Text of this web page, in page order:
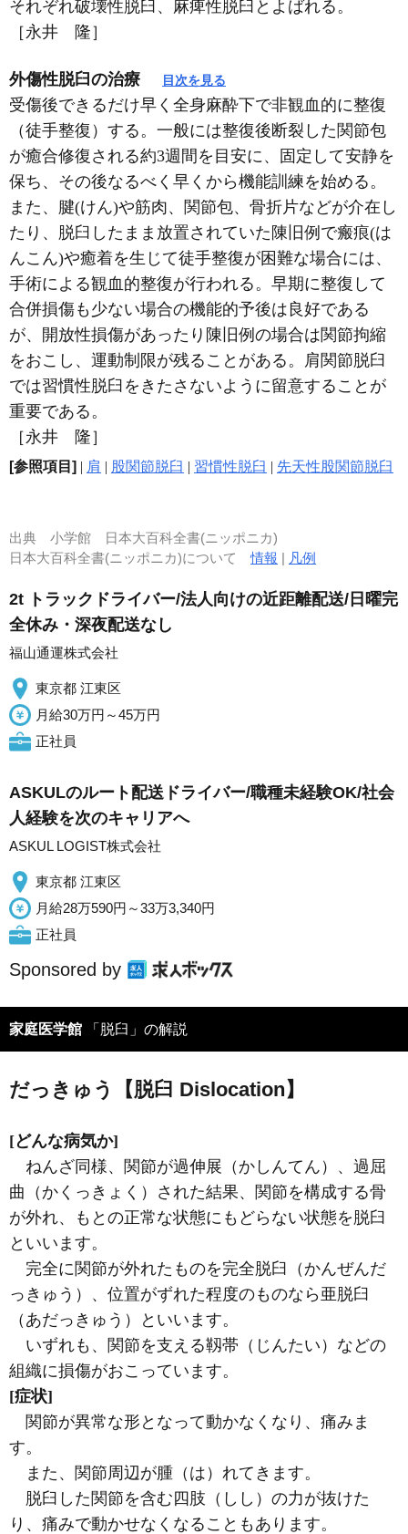
それぞれ破壊性脱臼、麻痺性脱臼とよばれる。
［永井 隆］
外傷性脱臼の治療 目次を見る
受傷後できるだけ早く全身麻酔下で非観血的に整復
（徒手整復）する。一般には整復後断裂した関節包
が癒合修復される約3週間を目安に、固定して安静を
保ち、その後なるべく早くから機能訓練を始める。
また、腱(けん)や筋肉、関節包、骨折片などが介在し
たり、脱臼したまま放置されていた陳旧例で瘢痕(は
んこん)や癒着を生じて徒手整復が困難な場合には、
手術による観血的整復が行われる。早期に整復して
合併損傷も少ない場合の機能的予後は良好である
が、開放性損傷があったり陳旧例の場合は関節拘縮
をおこし、運動制限が残ることがある。肩関節脱臼
では習慣性脱臼をきたさないように留意することが
重要である。
［永井 隆］
[参照項目] | 肩 | 股関節脱臼 | 習慣性脱臼 | 先天性股関節脱臼
出典 小学館 日本大百科全書(ニッポニカ)
日本大百科全書(ニッポニカ)について情報 | 凡例
2t トラックドライバー/法人向けの近距離配送/日曜完
全休み・深夜配送なし
福山通運株式会社
東京都 江東区
月給30万円～45万円
正社員
ASKULのルート配送ドライバー/職種未経験OK/社会
人経験を次のキャリアへ
ASKUL LOGIST株式会社
東京都 江東区
月給28万590円～33万3,340円
正社員
Sponsored by
家庭医学館 「脱臼」の解説
だっきゅう【脱臼 Dislocation】
[どんな病気か]
ねんざ同様、関節が過伸展（かしんてん）、過屈
曲（かくっきょく）された結果、関節を構成する骨
が外れ、もとの正常な状態にもどらない状態を脱臼
といいます。
完全に関節が外れたものを完全脱臼（かんぜんだ
っきゅう）、位置がずれた程度のものなら亜脱臼
（あだっきゅう）といいます。
いずれも、関節を支える靱帯（じんたい）などの
組織に損傷がおこっています。
[症状]
関節が異常な形となって動かなくなり、痛みま
す。
また、関節周辺が腫（は）れてきます。
脱臼した関節を含む四肢（しし）の力が抜けた
り、痛みで動かせなくなることもあります。